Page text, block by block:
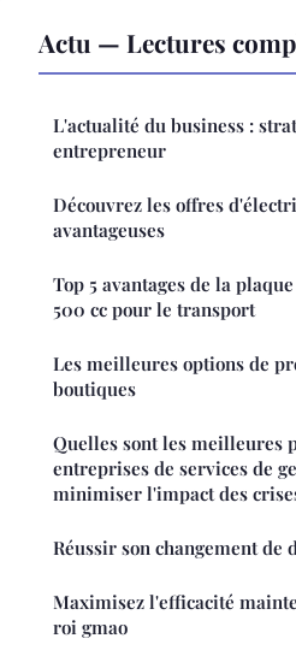
Actu — Lectures
L'actualité du business :
entrepreneur
Découvrez les offres
avantageuses
Top 5 avantages de la
500 cc pour le transport
Les meilleures options de
boutiques
Quelles sont les meilleures
entreprises de services de
minimiser l'impact des
Réussir son changement
Maximisez l'efficacité
roi gmao